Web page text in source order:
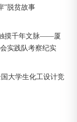
”脱贫故事
摸千年文脉——厦
实践队考察纪实
大学生化工设计竞